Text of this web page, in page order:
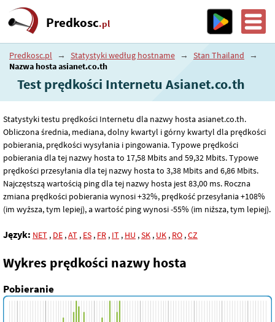
Predkosc.pl
Predkosc.pl → Statystyki według hostname → Stan Thailand
→
Nazwa hosta asianet.co.th
Test prędkości Internetu Asianet.co.th
Statystyki testu prędkości Internetu dla nazwy hosta asianet.co.th.
Obliczona średnia, mediana, dolny kwartyl i górny kwartyl dla prędkości
pobierania, prędkości wysyłania i pingowania. Typowe prędkości
pobierania dla tej nazwy hosta to 17,58 Mbits and 59,32 Mbits. Typowe
prędkości przesyłania dla tej nazwy hosta to 3,38 Mbits and 6,86 Mbits.
Najczęstszą wartością ping dla tej nazwy hosta jest 83,00 ms. Roczna
zmiana prędkości pobierania wynosi +32%, prędkość przesyłania +108%
(im wyższa, tym lepiej), a wartość ping wynosi -55% (im niższa, tym lepiej).
Język: NET , DE ,AT , ES , FR , IT , HU ,SK , UK , RO ,CZ
Wykres prędkości nazwy hosta
Pobieranie